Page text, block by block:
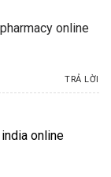
online
TRẢ LỜI
india online